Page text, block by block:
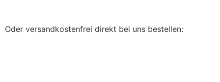
Oder versandkostenfrei direkt bei uns bestellen: